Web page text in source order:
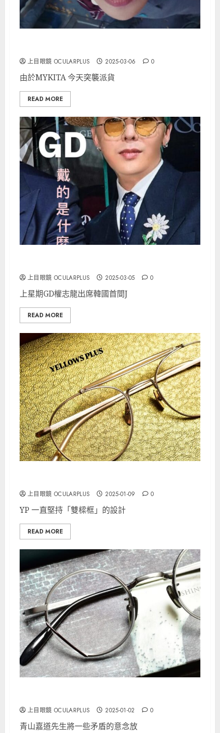
上目眼鏡 OCULARPLUS 2025-03-06 0
由於MYKITA 今天突襲派貨
READ MORE
上目眼鏡 OCULARPLUS 2025-03-05 0
上星期GD權志龍出席韓國首間J
READ MORE
上目眼鏡 OCULARPLUS 2025-01-09 0
YP 一直堅持「雙樑框」的設計
READ MORE
上目眼鏡 OCULARPLUS 2025-01-02 0
青山嘉道先生將一些矛盾的意念放